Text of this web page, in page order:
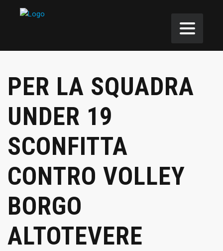
PER LA SQUADRA
UNDER 19
SCONFITTA
CONTRO VOLLEY
BORGO
ALTOTEVERE